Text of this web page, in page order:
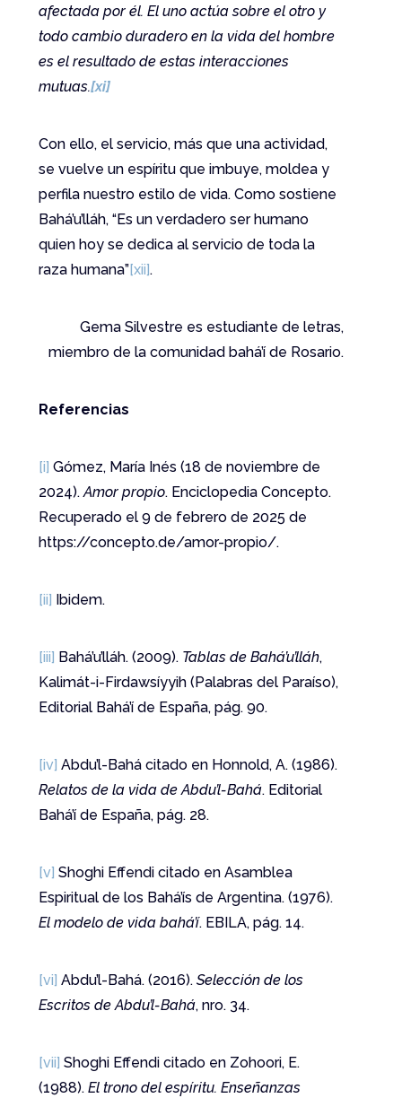
afectada por él. El uno actúa sobre el otro y
todo cambio duradero en la vida del hombre
es el resultado de estas interacciones
mutuas.[xi]
Con ello, el servicio, más que una actividad,
se vuelve un espíritu que imbuye, moldea y
perfila nuestro estilo de vida. Como sostiene
Bahá’u’lláh, “Es un verdadero ser humano
quien hoy se dedica al servicio de toda la
raza humana”[xii].
Gema Silvestre es estudiante de letras,
miembro de la comunidad bahá’í de Rosario.
Referencias
[i] Gómez, María Inés (18 de noviembre de
2024).Amor propio. Enciclopedia Concepto.
Recuperado el 9 de febrero de 2025 de
https://concepto.de/amor-propio/.
[ii] Ibidem.
[iii] Bahá’u’lláh. (2009). Tablas de Bahá’u’lláh,
Kalimát-i-Firdawsíyyih (Palabras del Paraíso),
Editorial Bahá’í de España, pág. 90.
[iv] Abdu’l-Bahá citado en Honnold, A. (1986).
Relatos de la vida de Abdu’l-Bahá. Editorial
Bahá’í de España, pág. 28.
[v] Shoghi Effendi citado en Asamblea
Espiritual de los Bahá’ís de Argentina. (1976).
El modelo de vida bahá’í. EBILA, pág. 14.
[vi] Abdu’l-Bahá. (2016). Selección de los
Escritos de Abdu’l-Bahá, nro. 34.
[vii] Shoghi Effendi citado en Zohoori, E.
(1988). El trono del espíritu. Enseñanzas